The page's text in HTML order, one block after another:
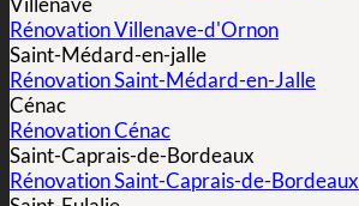
Rénovation Villenave-d'Ornon
Saint-Médard-en-jalle
Rénovation Saint-Médard-en-Jalle
Cénac
Rénovation Cénac
Saint-Caprais-de-Bordeaux
Rénovation Saint-Caprais-de-Bordeaux